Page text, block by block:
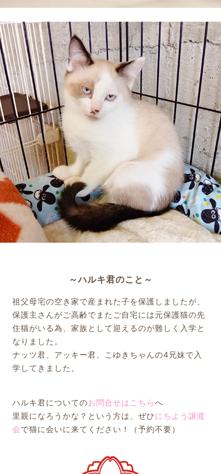
～ハルキ君のこと～
祖父母宅の空き家で産まれた子を保護しましたが、
保護主さんがご高齢でまたご自宅には元保護猫の先
住猫がいる為、家族として迎えるのが難しく入学と
なりました。
ナッツ君、アッキー君、こゆきちゃんの4兄妹で入
学してきました。
ハルキ君についてのお問合せはこちらへ
里親になろうかな？という方は、ぜひにちよう譲渡
会で猫に会いに来てください！（予約不要）